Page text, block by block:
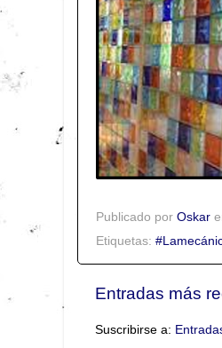
Publicado por Oskar
Etiquetas:
Entradas más
Suscribirse a: